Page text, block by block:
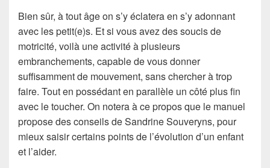
Bien sûr, à tout âge on s’y éclatera en s’y adonnant
avec les petit(e)s. Et si vous avez des soucis de
motricité, voilà une activité à plusieurs
embranchements, capable de vous donner
suffisamment de mouvement, sans chercher à trop
faire. Tout en possédant en parallèle un côté plus fin
avec le toucher. On notera à ce propos que le manuel
propose des conseils de Sandrine Souveryns, pour
mieux saisir certains points de l’évolution d’un enfant
et l’aider.